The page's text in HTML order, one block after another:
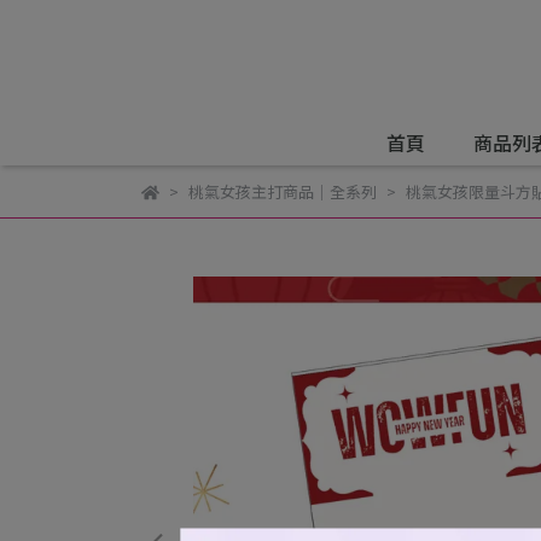
首頁 商品列
桃氣女孩主打商品｜全系列 桃氣女孩限量斗方